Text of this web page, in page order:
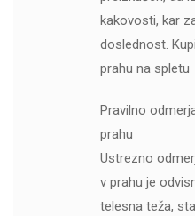
kakovosti, kar
doslednost.
prahu na spletu
Pravilno
prahu
Ustrezno
v prahu je
telesna teža,